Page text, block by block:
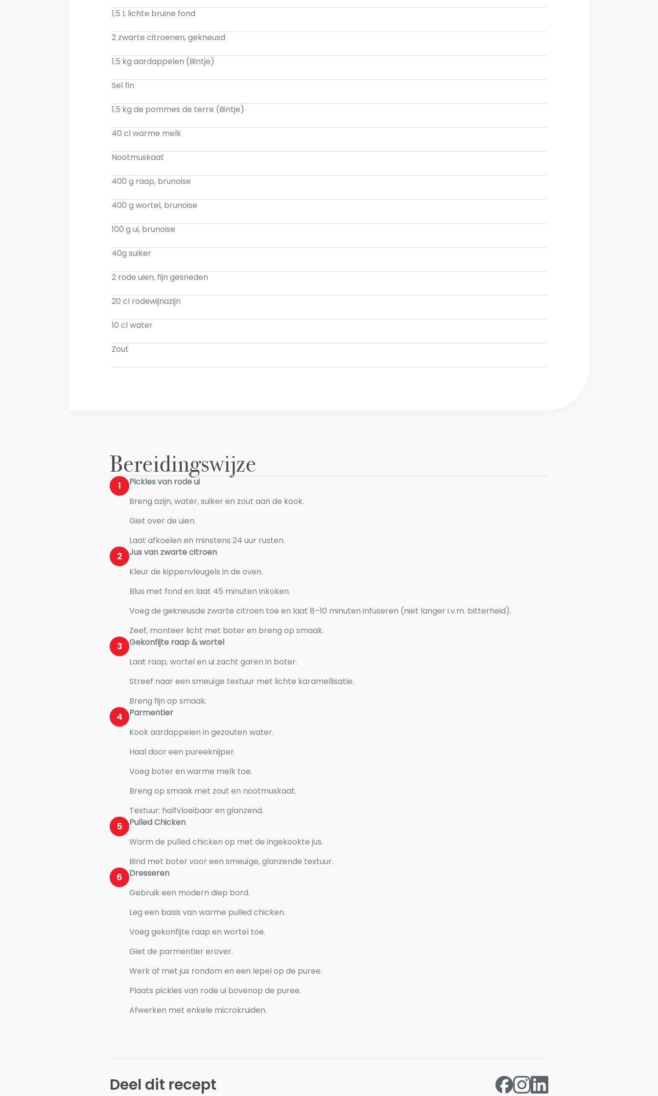
1,5 L lichte bruine fond
2 zwarte citroenen, gekneusd
1,5 kg aardappelen (Bintje)
Sel fin
1,5 kg de pommes de terre (Bintje)
40 cl warme melk
Nootmuskaat
400 g raap, brunoise
400 g wortel, brunoise
100 g ui, brunoise
40g suiker
2 rode uien, fijn gesneden
20 cl rodewijnazijn
10 cl water
Zout
Bereidingswijze
1
Pickles van rode ui
Breng azijn, water, suiker en zout aan de kook.
Giet over de uien.
Laat afkoelen en minstens 24 uur rusten.
2
Jus van zwarte citroen
Kleur de kippenvleugels in de oven.
Blus met fond en laat 45 minuten inkoken.
Voeg de gekneusde zwarte citroen toe en laat 8–10 minuten infuseren (niet langer i.v.m. bitterheid).
Zeef, monteer licht met boter en breng op smaak.
3
Gekonfijte raap & wortel
Laat raap, wortel en ui zacht garen in boter.
Streef naar een smeuïge textuur met lichte karamellisatie.
Breng fijn op smaak.
4
Parmentier
Kook aardappelen in gezouten water.
Haal door een pureeknijper.
Voeg boter en warme melk toe.
Breng op smaak met zout en nootmuskaat.
Textuur: halfvloeibaar en glanzend.
5
Pulled Chicken
Warm de pulled chicken op met de ingekookte jus.
Bind met boter voor een smeuïge, glanzende textuur.
6
Dresseren
Gebruik een modern diep bord.
Leg een basis van warme pulled chicken.
Voeg gekonfijte raap en wortel toe.
Giet de parmentier erover.
Werk af met jus rondom en een lepel op de puree.
Plaats pickles van rode ui bovenop de puree.
Afwerken met enkele microkruiden.
Deel dit recept